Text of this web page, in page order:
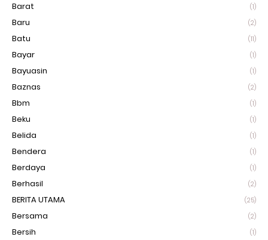
Barat (1)
Baru (2)
Batu (11)
Bayar (1)
Bayuasin (1)
Baznas (2)
Bbm (1)
Beku (1)
Belida (1)
Bendera (1)
Berdaya (1)
Berhasil (2)
BERITA UTAMA (25)
Bersama (2)
Bersih (1)